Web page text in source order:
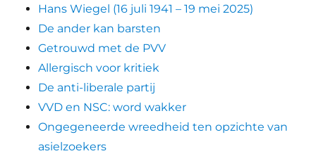
Hans Wiegel (16 juli 1941 – 19 mei 2025)
De ander kan barsten
Getrouwd met de PVV
Allergisch voor kritiek
De anti-liberale partij
VVD en NSC: word wakker
Ongegeneerde wreedheid ten opzichte van
asielzoekers